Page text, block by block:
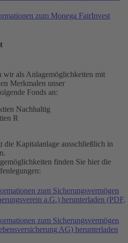
zum Monega FairInvest
wir als Anlagemöglichkeiten mit
Merkmalen unser
Fonds an:
Nachhaltig
R
die Kapitalanlage ausschließlich in
finden Sie hier die
zum Sicherungsvermögen
a.G.) herunterladen (PDF,
zum Sicherungsvermögen
AG) herunterladen